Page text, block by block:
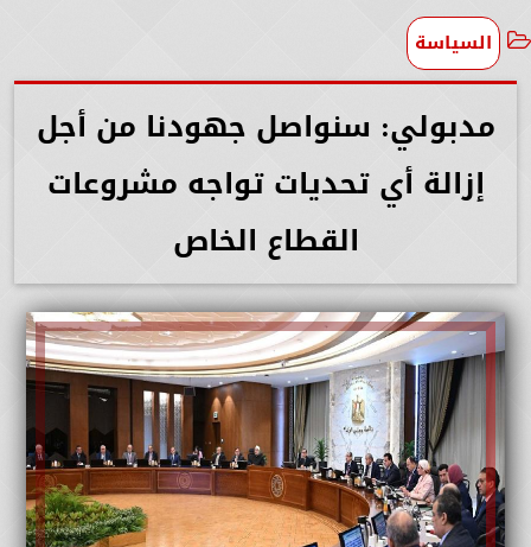
السياسة
مدبولي: سنواصل جهودنا من أجل
إزالة أي تحديات تواجه مشروعات
القطاع الخاص